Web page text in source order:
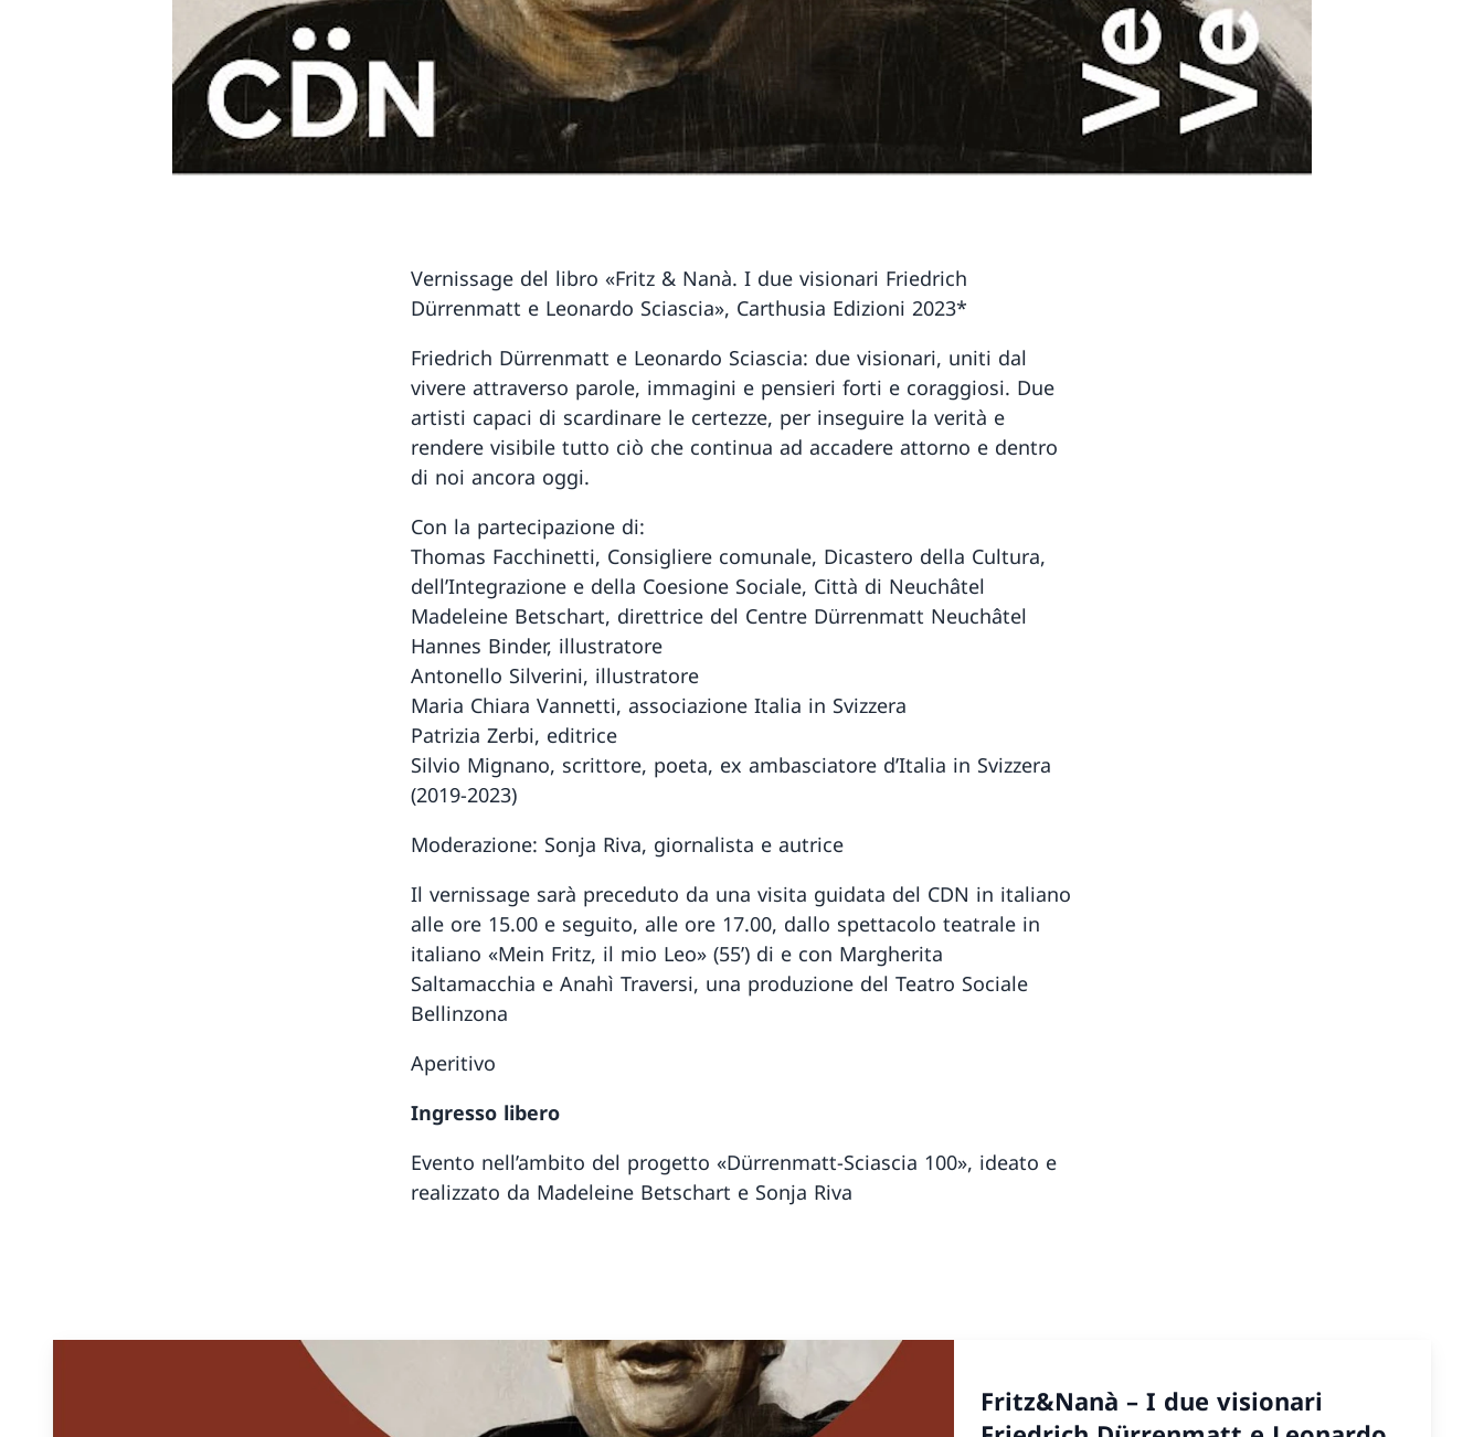
Vernissage del libro «Fritz & Nanà. I due visionari Friedrich
Dürrenmatt e Leonardo Sciascia», Carthusia Edizioni 2023*
Friedrich Dürrenmatt e Leonardo Sciascia: due visionari, uniti dal
vivere attraverso parole, immagini e pensieri forti e coraggiosi. Due
artisti capaci di scardinare le certezze, per inseguire la verità e
rendere visibile tutto ciò che continua ad accadere attorno e dentro
di noi ancora oggi.
Con la partecipazione di:
Thomas Facchinetti, Consigliere comunale, Dicastero della Cultura,
dell’Integrazione e della Coesione Sociale, Città di Neuchâtel
Madeleine Betschart, direttrice del Centre Dürrenmatt Neuchâtel
Hannes Binder, illustratore
Antonello Silverini, illustratore
Maria Chiara Vannetti, associazione Italia in Svizzera
Patrizia Zerbi, editrice
Silvio Mignano, scrittore, poeta, ex ambasciatore d’Italia in Svizzera
(2019-2023)
Moderazione: Sonja Riva, giornalista e autrice
Il vernissage sarà preceduto da una visita guidata del CDN in italiano
alle ore 15.00 e seguito, alle ore 17.00, dallo spettacolo teatrale in
italiano «Mein Fritz, il mio Leo» (55’) di e con Margherita
Saltamacchia e Anahì Traversi, una produzione del Teatro Sociale
Bellinzona
Aperitivo
Ingresso libero
Evento nell’ambito del progetto «Dürrenmatt-Sciascia 100», ideato e
realizzato da Madeleine Betschart e Sonja Riva
Fritz&Nanà – I due visionari